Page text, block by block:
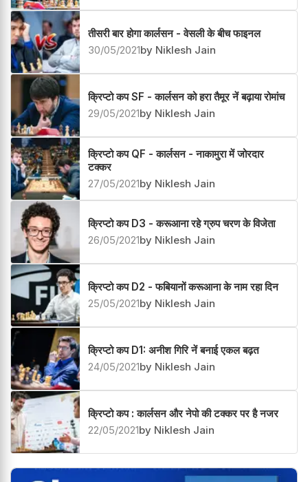
तीसरी बार होगा कार्लसन - वेसली के बीच फाइनल
30/05/2021by Niklesh Jain
क्रिप्टो कप SF - कार्लसन को हरा तैमूर नें बढ़ाया रोमांच
29/05/2021by Niklesh Jain
क्रिप्टो कप QF - कार्लसन - नाकामुरा में जोरदार
टक्कर
27/05/2021by Niklesh Jain
क्रिप्टो कप D3 - करूआना रहे ग्रुप चरण के विजेता
26/05/2021by Niklesh Jain
क्रिप्टो कप D2 - फबियानों करूआना के नाम रहा दिन
25/05/2021by Niklesh Jain
क्रिप्टो कप D1: अनीश गिरि नें बनाई एकल बढ़त
24/05/2021by Niklesh Jain
क्रिप्टो कप : कार्लसन और नेपो की टक्कर पर है नजर
22/05/2021by Niklesh Jain